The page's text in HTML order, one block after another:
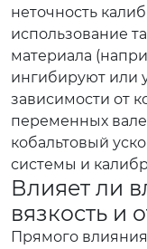
неточность
использование
материала
ингибируют или
зависимости от
переменных
кобальтовый
системы и
Влияет ли
вязкость и
Прямого влияния